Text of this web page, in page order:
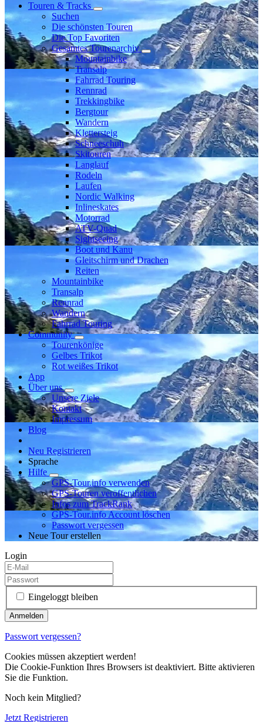
Touren & Tracks
Suchen
Die schönsten Touren
Die Top Favoriten
Gesamtes Tourenarchiv
Mountainbike
Transalp
Fahrrad Touring
Rennrad
Trekkingbike
Bergtour
Wandern
Klettersteig
Schneeschuh
Skitouren
Langlauf
Rodeln
Laufen
Nordic Walking
Inlineskates
Motorrad
ATV-Quad
Sightseeing
Boot und Kanu
Gleitschirm und Drachen
Reiten
Mountainbike
Transalp
Rennrad
Wandern
Fahrrad Touring
Community
Tourenkönige
Gelbes Trikot
Rot weißes Trikot
App
Über uns
Unsere Ziele
Kontakt
Impressum
Blog
Neu Registrieren
Sprache
Hilfe
GPS-Tour.info verwenden
GPS-Touren veröffentlichen
Infos zum TrackRank
GPS-Tour.info Account löschen
Passwort vergessen
Neue Tour erstellen
Login
Eingeloggt bleiben
Passwort vergessen?
Cookies müssen akzeptiert werden!
Die Cookie-Funktion Ihres Browsers ist deaktiviert. Bitte aktivieren
Sie die Funktion.
Noch kein Mitglied?
Jetzt Registrieren